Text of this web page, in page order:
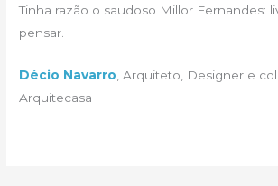
Tinha razão o saudoso Millor Fernandes:
pensar.
Décio Navarro , Arquiteto, Designer e
Arquitecasa